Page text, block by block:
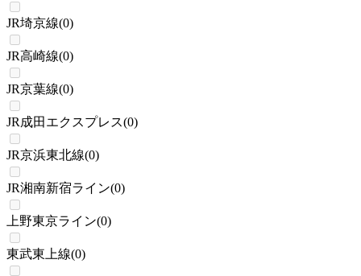
JR埼京線(0)
JR高崎線(0)
JR京葉線(0)
JR成田エクスプレス(0)
JR京浜東北線(0)
JR湘南新宿ライン(0)
上野東京ライン(0)
東武東上線(0)